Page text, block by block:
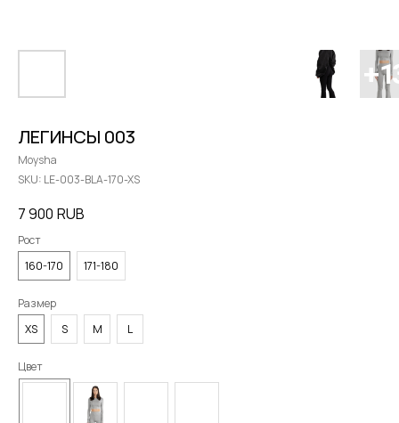
ЛЕГИНСЫ 003
Moysha
SKU: LE-003-BLA-170-XS
7 900 RUB
Рост
160-170
171-180
Размер
XS
S M L
Цвет